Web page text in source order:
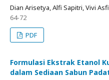
Dian Arisetya, Alfi Sapitri, Vivi
64-72
PDF
Formulasi Ekstrak Etanol
dalam Sediaan Sabun